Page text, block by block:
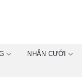
NHẪN CƯỚI